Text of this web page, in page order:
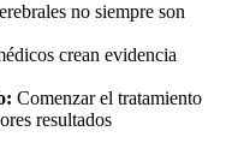
no siempre son
crean evidencia
Comenzar el tratamiento
resultados